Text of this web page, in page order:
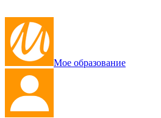
Мое образование